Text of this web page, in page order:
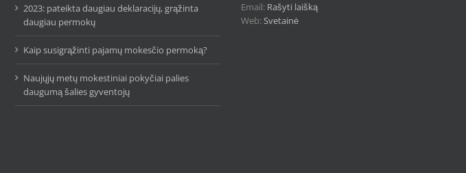
2023: pateikta daugiau deklaracijų, grąžinta
daugiau permokų
Kaip susigrąžinti pajamų mokesčio permoką?
Naujųjų metų mokestiniai pokyčiai palies
daugumą šalies gyventojų
Email: Rašyti laišką
Web:Svetainė